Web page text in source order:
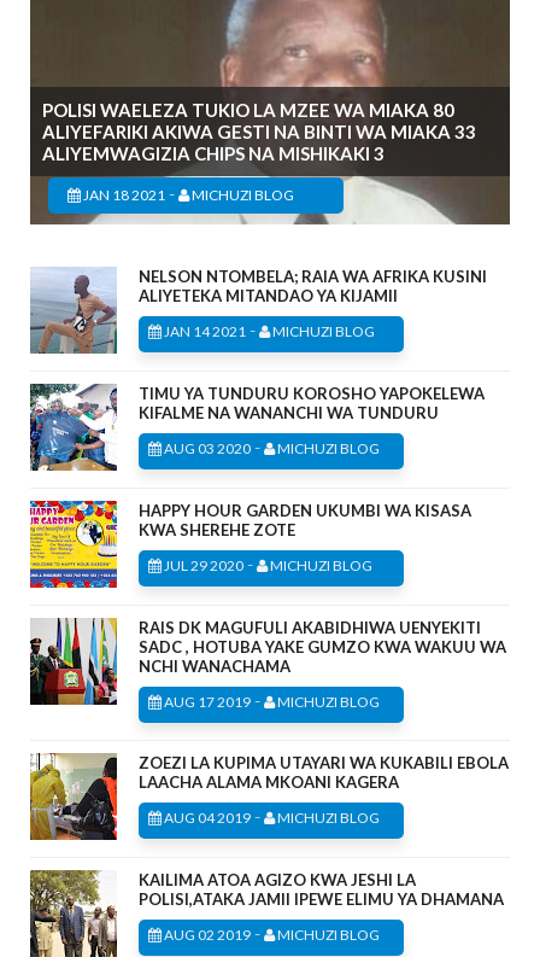
POLISI WAELEZA TUKIO LA MZEE WA MIAKA 80
ALIYEFARIKI AKIWA GESTI NA BINTI WA MIAKA 33
ALIYEMWAGIZIA CHIPS NA MISHIKAKI 3
JAN 18 2021 - MICHUZI BLOG
NELSON NTOMBELA; RAIA WA AFRIKA KUSINI
ALIYETEKA MITANDAO YA KIJAMII
JAN 14 2021 - MICHUZI BLOG
TIMU YA TUNDURU KOROSHO YAPOKELEWA
KIFALME NA WANANCHI WA TUNDURU
AUG 03 2020 - MICHUZI BLOG
HAPPY HOUR GARDEN UKUMBI WA KISASA
KWA SHEREHE ZOTE
JUL 29 2020 - MICHUZI BLOG
RAIS DK MAGUFULI AKABIDHIWA UENYEKITI
SADC , HOTUBA YAKE GUMZO KWA WAKUU WA
NCHI WANACHAMA
AUG 17 2019 - MICHUZI BLOG
ZOEZI LA KUPIMA UTAYARI WA KUKABILI EBOLA
LAACHA ALAMA MKOANI KAGERA
AUG 04 2019 - MICHUZI BLOG
KAILIMA ATOA AGIZO KWA JESHI LA
POLISI,ATAKA JAMII IPEWE ELIMU YA DHAMANA
AUG 02 2019 - MICHUZI BLOG